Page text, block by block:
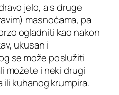
jelo, a s druge
masnoćama, pa
ogladniti kao nakon
ukusan i
se može poslužiti
možete i neki drugi
kuhanog krumpira.